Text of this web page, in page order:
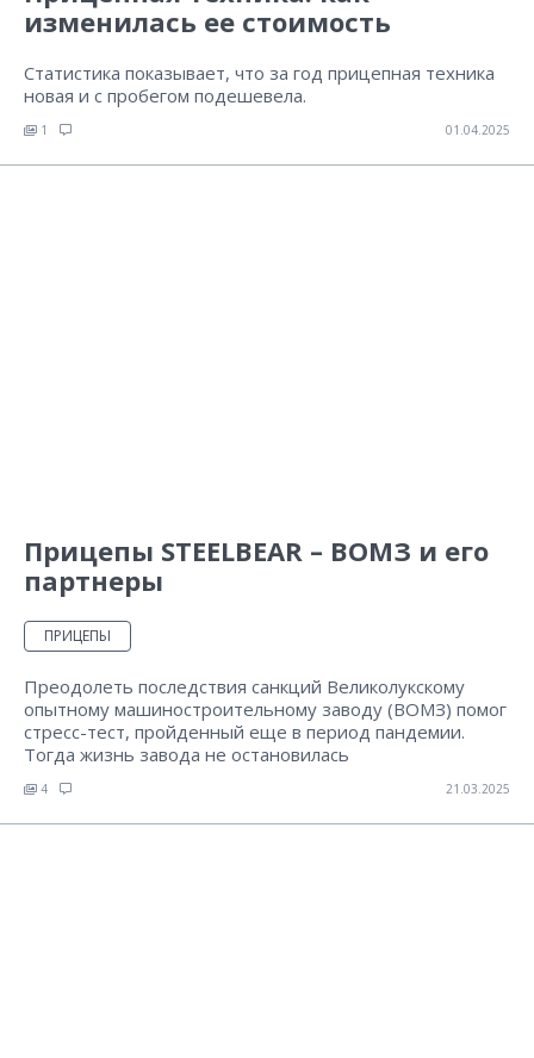
изменилась ее стоимость
Статистика показывает, что за год прицепная техника
новая и с пробегом подешевела.
1 01.04.2025
Прицепы STEELBEAR – ВОМЗ и его
партнеры
ПРИЦЕПЫ
Преодолеть последствия санкций Великолукскому
опытному машиностроительному заводу (ВОМЗ) помог
стресс-тест, пройденный еще в период пандемии.
Тогда жизнь завода не остановилась
4 21.03.2025